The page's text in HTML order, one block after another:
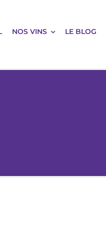
NOS VINS LE BLOG